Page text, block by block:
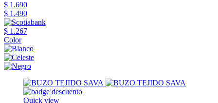
$ 1.690
$ 1.490
$ 1.267
Color
Quick view